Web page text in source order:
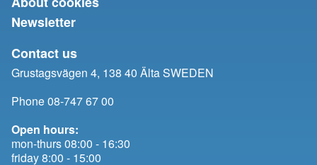
Newsletter
Contact us
Grustagsvägen 4, 138 40 Älta SWEDEN
Phone 08-747 67 00
Open hours:
mon-thurs 08:00 - 16:30
friday 8:00 - 15:00